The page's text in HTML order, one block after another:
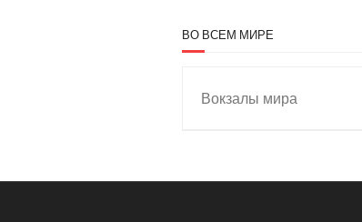
ВО ВСЕМ МИРЕ
Вокзалы мира